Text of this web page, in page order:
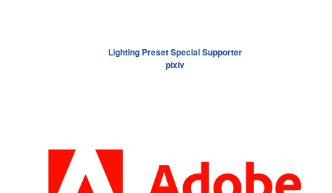
Lighting Preset Special Supporter
pixiv